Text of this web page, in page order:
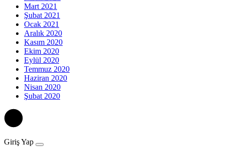
Mart 2021
Şubat 2021
Ocak 2021
Aralık 2020
Kasım 2020
Ekim 2020
Eylül 2020
Temmuz 2020
Haziran 2020
Nisan 2020
Şubat 2020
Giriş Yap